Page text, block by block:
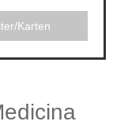
Karten